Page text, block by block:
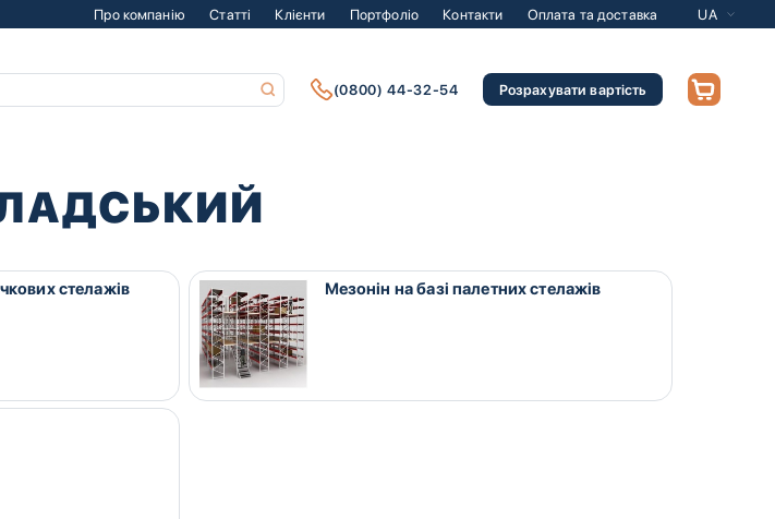
Про компанію Статті Клієнти Портфоліо Контакти Оплата та доставка UA
(0800) 44-32-54 Розрахувати вартість
стелажів Мезонін на базі палетних стелажів